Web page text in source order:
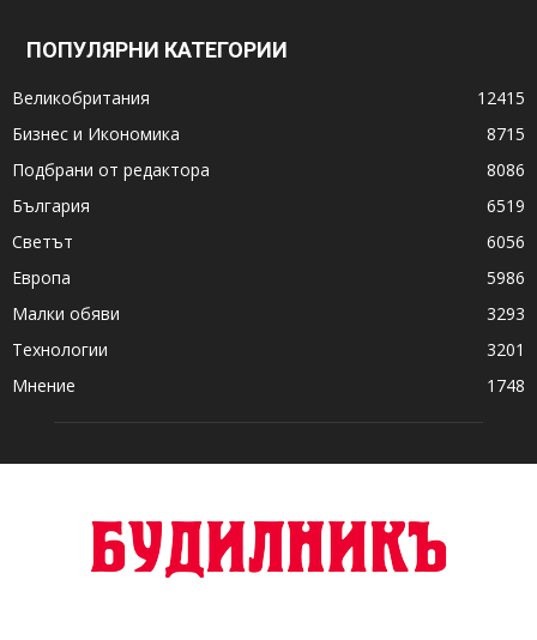
ПОПУЛЯРНИ КАТЕГОРИИ
Великобритания
12415
Бизнес и Икономика
8715
Подбрани от редактора
8086
България
6519
Светът
6056
Европа
5986
Малки обяви
3293
Технологии
3201
Мнение
1748